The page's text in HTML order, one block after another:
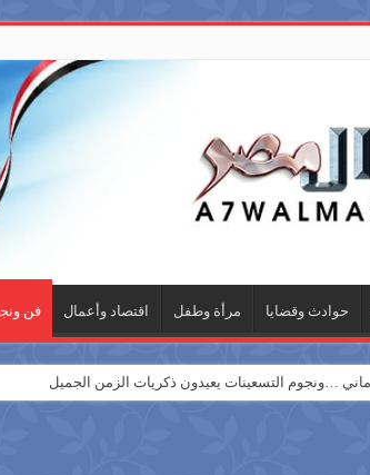
حوادث وقضايا مرأة وطفل اقتصاد وأعمال فن
…ونجوم التسعينات يعيدون ذكريات الزمن الجميل